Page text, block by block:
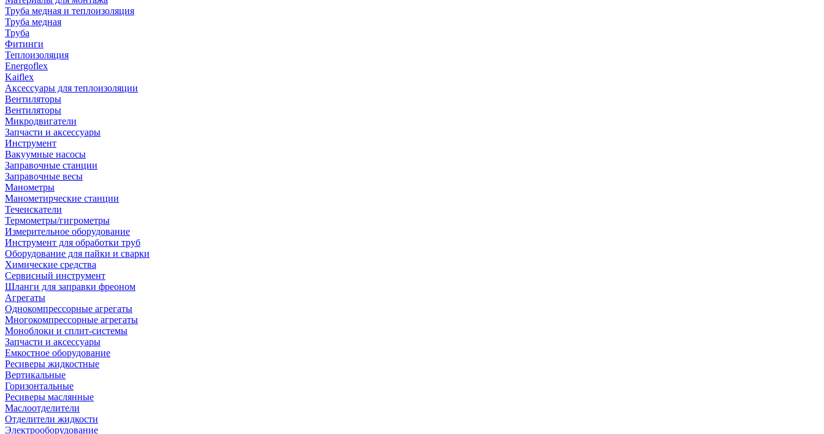
Труба медная и теплоизоляция
Труба медная
Труба
Фитинги
Теплоизоляция
Energoflex
Kaiflex
Аксессуары для теплоизоляции
Вентиляторы
Вентиляторы
Микродвигатели
Запчасти и аксессуары
Инструмент
Вакуумные насосы
Заправочные станции
Заправочные весы
Манометры
Манометирческие станции
Течеискатели
Термометры/гигрометры
Измерительное оборудование
Инструмент для обработки труб
Оборудование для пайки и сварки
Химические средства
Сервисный инструмент
Шланги для заправки фреоном
Агрегаты
Однокомпрессорные агрегаты
Многокомпрессорные агрегаты
Моноблоки и сплит-системы
Запчасти и аксессуары
Емкостное оборудование
Ресиверы жидкостные
Вертикальные
Горизонтальные
Ресиверы маслянные
Маслоотделители
Отделители жидкости
Электрооборудование